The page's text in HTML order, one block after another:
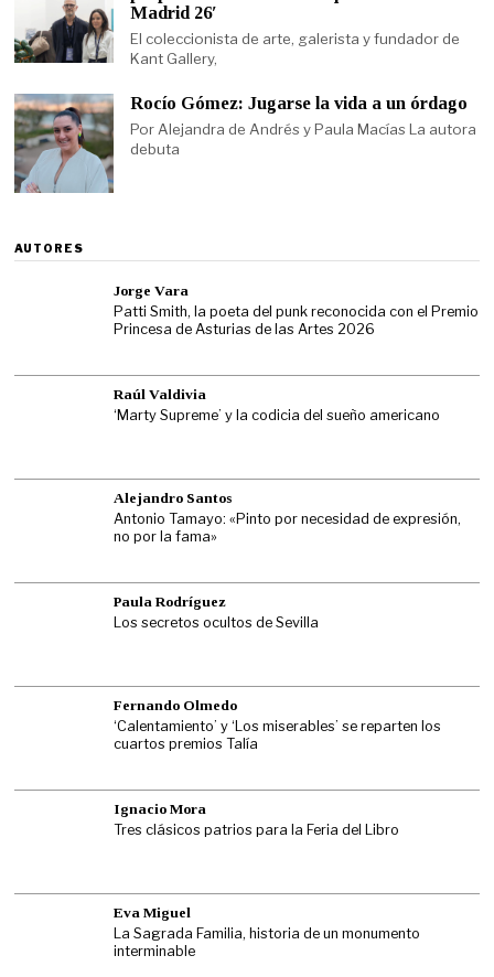
Madrid 26′
El coleccionista de arte, galerista y fundador de
Kant Gallery,
Rocío Gómez: Jugarse la vida a un órdago
Por Alejandra de Andrés y Paula Macías La autora
debuta
AUTORES
Jorge Vara
Patti Smith, la poeta del punk reconocida con el Premio
Princesa de Asturias de las Artes 2026
Raúl Valdivia
‘Marty Supreme’ y la codicia del sueño americano
Alejandro Santos
Antonio Tamayo: «Pinto por necesidad de expresión,
no por la fama»
Paula Rodríguez
Los secretos ocultos de Sevilla
Fernando Olmedo
‘Calentamiento’ y ‘Los miserables’ se reparten los
cuartos premios Talía
Ignacio Mora
Tres clásicos patrios para la Feria del Libro
Eva Miguel
La Sagrada Familia, historia de un monumento
interminable